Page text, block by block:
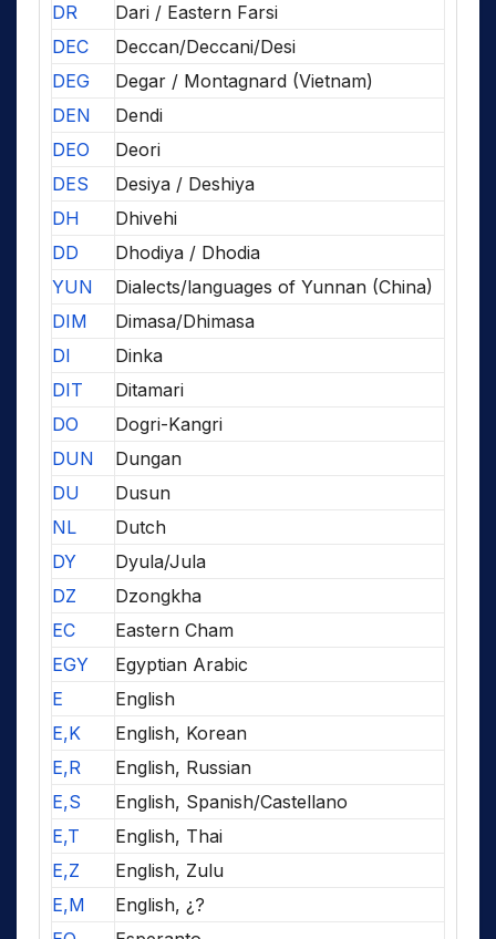
DR
Dari / Eastern Farsi
DEC
Deccan/Deccani/Desi
DEG
Degar / Montagnard (Vietnam)
DEN
Dendi
DEO
Deori
DES
Desiya / Deshiya
DH
Dhivehi
DD
Dhodiya / Dhodia
YUN
Dialects/languages of Yunnan (China)
DIM
Dimasa/Dhimasa
DI
Dinka
DIT
Ditamari
DO
Dogri-Kangri
DUN
Dungan
DU
Dusun
NL
Dutch
DY
Dyula/Jula
DZ
Dzongkha
EC
Eastern Cham
EGY
Egyptian Arabic
E
English
E,K
English, Korean
E,R
English, Russian
E,S
English, Spanish/Castellano
E,T
English, Thai
E,Z
English, Zulu
E,M
English, ¿?